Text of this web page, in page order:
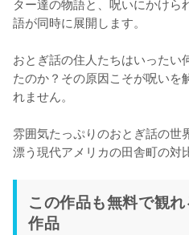
語が同時に展開します。
おとぎ話の住人たちはいったい
たのか？その原因こそが呪いを
れません。
雰囲気たっぷりのおとぎ話の世
漂う現代アメリカの田舎町の対
この作品も無料で観
作品